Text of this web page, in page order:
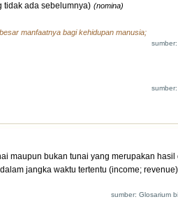
tidak ada sebelumnya) (nomina)
manfaatnya bagi kehidupan manusia;
maupun bukan tunai yang merupakan hasil
jangka waktu tertentu (income; revenue)
sumber: Glosarium